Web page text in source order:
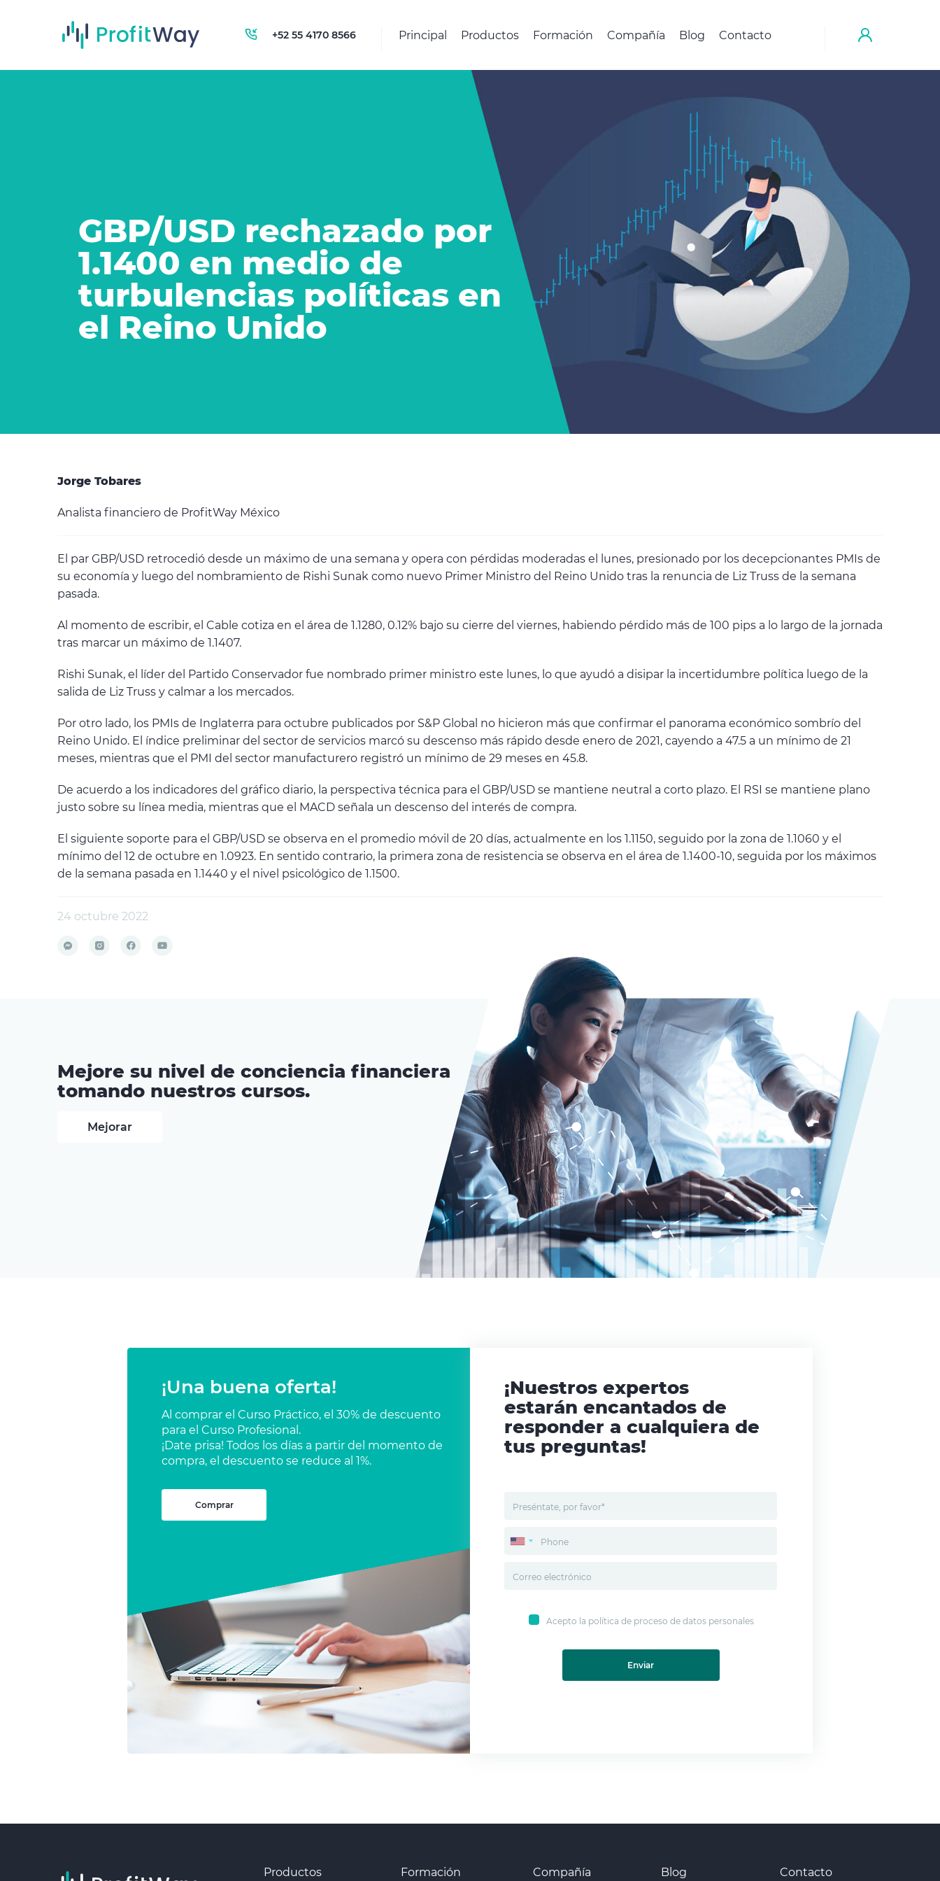
GBP/USD rechazado por
1.1400 en medio de
turbulencias políticas en
el Reino Unido
Jorge Tobares
Analista financiero de ProfitWay México
El par GBP/USD retrocedió desde un máximo de una semana y opera con pérdidas moderadas el lunes, presionado por los decepcionantes PMIs de
su economía y luego del nombramiento de Rishi Sunak como nuevo Primer Ministro del Reino Unido tras la renuncia de Liz Truss de la semana
pasada.
Al momento de escribir, el Cable cotiza en el área de 1.1280, 0.12% bajo su cierre del viernes, habiendo pérdido más de 100 pips a lo largo de la jornada
tras marcar un máximo de 1.1407.
Rishi Sunak, el líder del Partido Conservador fue nombrado primer ministro este lunes, lo que ayudó a disipar la incertidumbre política luego de la
salida de Liz Truss y calmar a los mercados.
Por otro lado, los PMIs de Inglaterra para octubre publicados por S&P Global no hicieron más que confirmar el panorama económico sombrío del
Reino Unido. El índice preliminar del sector de servicios marcó su descenso más rápido desde enero de 2021, cayendo a 47.5 a un mínimo de 21
meses, mientras que el PMI del sector manufacturero registró un mínimo de 29 meses en 45.8.
De acuerdo a los indicadores del gráfico diario, la perspectiva técnica para el GBP/USD se mantiene neutral a corto plazo. El RSI se mantiene plano
justo sobre su línea media, mientras que el MACD señala un descenso del interés de compra.
El siguiente soporte para el GBP/USD se observa en el promedio móvil de 20 días, actualmente en los 1.1150, seguido por la zona de 1.1060 y el
mínimo del 12 de octubre en 1.0923. En sentido contrario, la primera zona de resistencia se observa en el área de 1.1400-10, seguida por los máximos
de la semana pasada en 1.1440 y el nivel psicológico de 1.1500.
24 octubre 2022
Mejore su nivel de conciencia financiera
tomando nuestros cursos.
Mejorar
¡Una buena oferta!
Al comprar el Curso Práctico, el 30% de descuento
para el Curso Profesional.
¡Date prisa! Todos los días a partir del momento de
compra, el descuento se reduce al 1%.
Comprar
¡Nuestros expertos
estarán encantados de
responder a cualquiera de
tus preguntas!
Acepto la política de proceso de datos personales
Enviar
+52 55 4170 8566 Principal Productos Formación Compañía Blog Contacto
Productos Formación Compañía Blog Contacto